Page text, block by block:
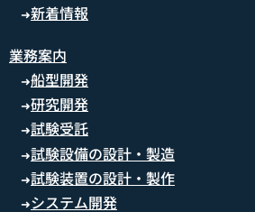
➜新着情報
業務案内
➜船型開発
➜研究開発
➜試験受託
➜試験設備の設計・製造
➜試験装置の設計・製作
➜システム開発